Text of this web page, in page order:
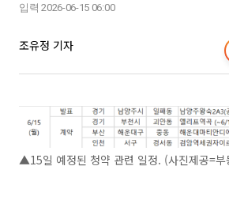
입력 2026-06-15 06:00
조유정 기자
▲15일 예정된 청약 관련 일정. (사진제공=부